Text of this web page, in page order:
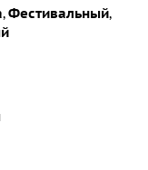
,Фестивальный,